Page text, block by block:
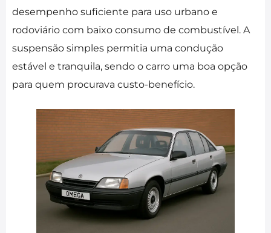
desempenho suficiente para uso urbano e
rodoviário com baixo consumo de combustível. A
suspensão simples permitia uma condução
estável e tranquila, sendo o carro uma boa opção
para quem procurava custo-benefício.